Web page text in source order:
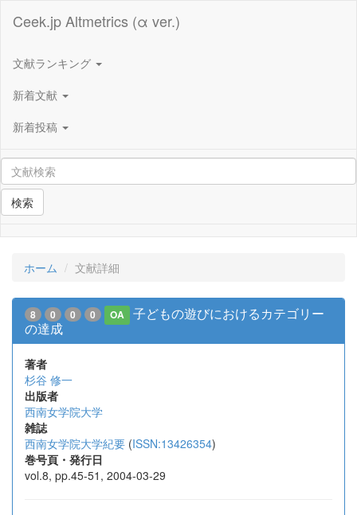
Ceek.jp Altmetrics (α ver.)
文献ランキング
新着文献
新着投稿
検索
ホーム 文献詳細
8 0 0 0 OA
子どもの遊びにおけるカテゴリー
の達成
著者
杉谷 修一
出版者
西南女学院大学
雑誌
西南女学院大学紀要 (ISSN:13426354)
巻号頁・発行日
vol.8, pp.45-51, 2004-03-29